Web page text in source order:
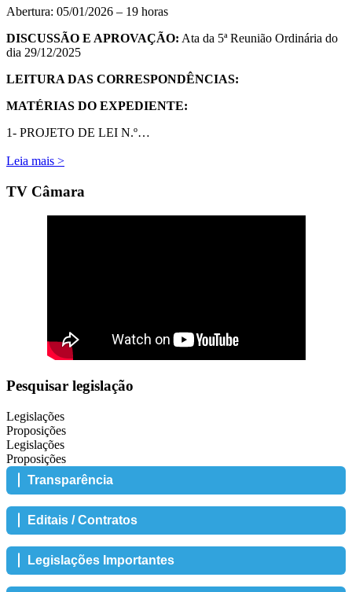
Abertura: 05/01/2026 – 19 horas
DISCUSSÃO E APROVAÇÃO: Ata da 5ª Reunião Ordinária do
dia 29/12/2025
LEITURA DAS CORRESPONDÊNCIAS:
MATÉRIAS DO EXPEDIENTE:
1- PROJETO DE LEI N.º…
Leia mais >
TV Câmara
Pesquisar legislação
Legislações
Proposições
Legislações
Proposições
Transparência
Editais / Contratos
Legislações Importantes